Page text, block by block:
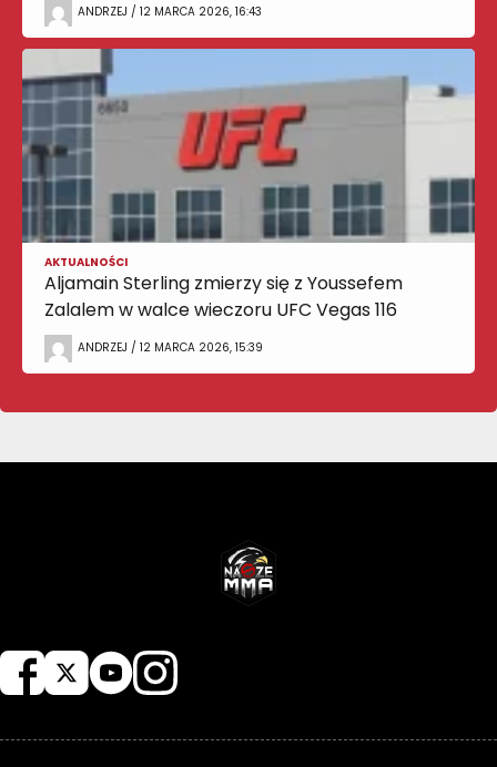
ANDRZEJ / 12 MARCA 2026, 16:43
AKTUALNOŚCI
Aljamain Sterling zmierzy się z Youssefem
Zalalem w walce wieczoru UFC Vegas 116
ANDRZEJ / 12 MARCA 2026, 15:39